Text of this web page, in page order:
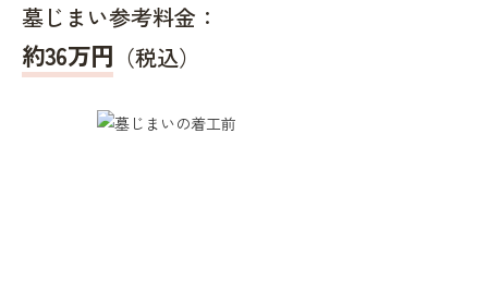
墓じまい参考料金：
約36万円 （税込）